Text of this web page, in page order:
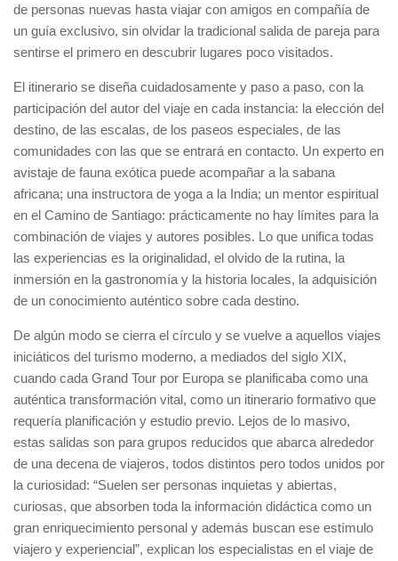
de personas nuevas hasta viajar con amigos en compañía de
un guía exclusivo, sin olvidar la tradicional salida de pareja para
sentirse el primero en descubrir lugares poco visitados.
El itinerario se diseña cuidadosamente y paso a paso, con la
participación del autor del viaje en cada instancia: la elección del
destino, de las escalas, de los paseos especiales, de las
comunidades con las que se entrará en contacto. Un experto en
avistaje de fauna exótica puede acompañar a la sabana
africana; una instructora de yoga a la India; un mentor espiritual
en el Camino de Santiago: prácticamente no hay límites para la
combinación de viajes y autores posibles. Lo que unifica todas
las experiencias es la originalidad, el olvido de la rutina, la
inmersión en la gastronomía y la historia locales, la adquisición
de un conocimiento auténtico sobre cada destino.
De algún modo se cierra el círculo y se vuelve a aquellos viajes
iniciáticos del turismo moderno, a mediados del siglo XIX,
cuando cada Grand Tour por Europa se planificaba como una
auténtica transformación vital, como un itinerario formativo que
requería planificación y estudio previo. Lejos de lo masivo,
estas salidas son para grupos reducidos que abarca alrededor
de una decena de viajeros, todos distintos pero todos unidos por
la curiosidad: “Suelen ser personas inquietas y abiertas,
curiosas, que absorben toda la información didáctica como un
gran enriquecimiento personal y además buscan ese estímulo
viajero y experiencial”, explican los especialistas en el viaje de